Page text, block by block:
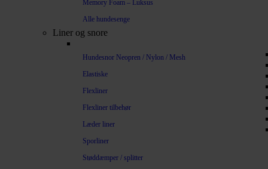
Memory Foam – Luksus
Alle hundesenge
Liner og snore
Hundesnor Neopren / Nylon / Mesh
Elastiske
Flexliner
Flexliner tilbehør
Læder liner
Sporliner
Støddæmper / splitter